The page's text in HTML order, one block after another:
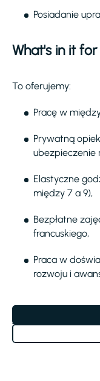
Posiadanie
What's in it for
To oferujemy:
Pracę w
Prywatną
ubezpieczenie
Elastyczne
między 7 a 9),
Bezpłatne
francuskiego,
Praca w
rozwoju i